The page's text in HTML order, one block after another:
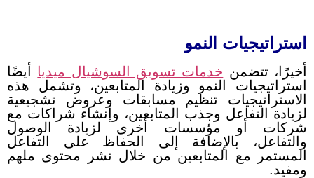
استراتيجيات النمو
أخيرًا، تتضمن خدمات تسويق السوشيال ميديا أيضًا
استراتيجيات النمو وزيادة المتابعين، وتشمل هذه
الاستراتيجيات تنظيم مسابقات وعروض تشجيعية
لزيادة التفاعل وجذب المتابعين، وإنشاء شراكات مع
شركات أو مؤسسات أخرى لزيادة الوصول
والتفاعل، بالإضافة إلى الحفاظ على التفاعل
المستمر مع المتابعين من خلال نشر محتوى ملهم
ومفيد.